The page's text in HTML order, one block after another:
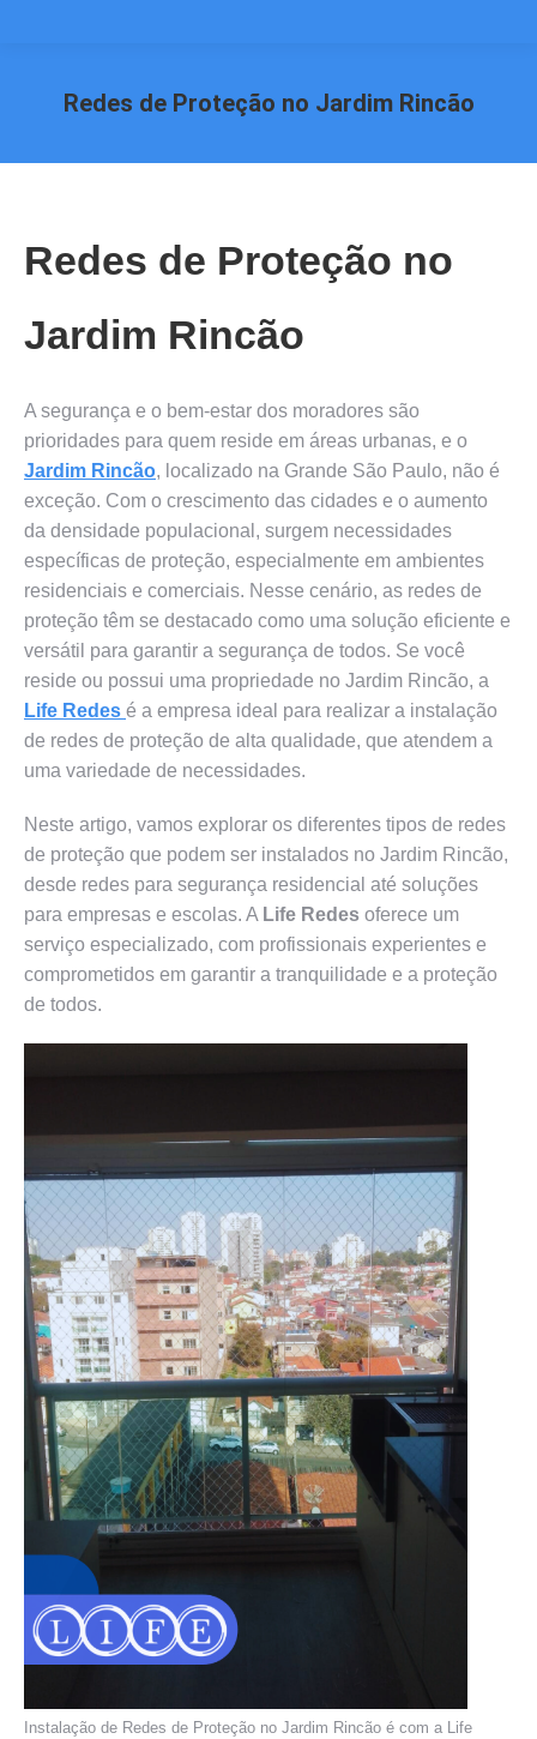
Redes de Proteção no Jardim Rincão
Redes de Proteção no
Jardim Rincão
A segurança e o bem-estar dos moradores são
prioridades para quem reside em áreas urbanas, e o
Jardim Rincão, localizado na Grande São Paulo, não é
exceção. Com o crescimento das cidades e o aumento
da densidade populacional, surgem necessidades
específicas de proteção, especialmente em ambientes
residenciais e comerciais. Nesse cenário, as redes de
proteção têm se destacado como uma solução eficiente e
versátil para garantir a segurança de todos. Se você
reside ou possui uma propriedade no Jardim Rincão, a
Life Redes é a empresa ideal para realizar a instalação
de redes de proteção de alta qualidade, que atendem a
uma variedade de necessidades.
Neste artigo, vamos explorar os diferentes tipos de redes
de proteção que podem ser instalados no Jardim Rincão,
desde redes para segurança residencial até soluções
para empresas e escolas. A Life Redes oferece um
serviço especializado, com profissionais experientes e
comprometidos em garantir a tranquilidade e a proteção
de todos.
Instalação de Redes de Proteção no Jardim Rincão é com a Life